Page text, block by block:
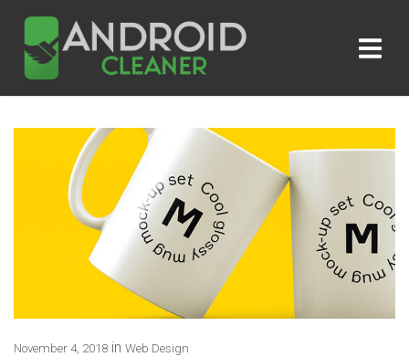
November 4, 2018 in Web Design